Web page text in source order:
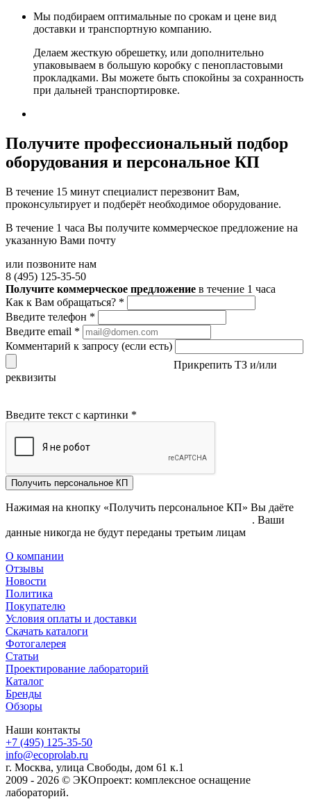
Мы подбираем оптимальные по срокам и цене вид
доставки и транспортную компанию.
Делаем жесткую обрешетку, или дополнительно
упаковываем в большую коробку с пенопластовыми
прокладками. Вы можете быть спокойны за сохранность
при дальней транспортировке.
Получите профессиональный подбор
оборудования и персональное КП
В течение 15 минут специалист перезвонит Вам,
проконсультирует и подберёт необходимое оборудование.
В течение 1 часа Вы получите коммерческое предложение на
указанную Вами почту
или позвоните нам
8 (495) 125-35-50
Получите коммерческое предложение в течение 1 часа
Как к Вам обращаться? *
Введите телефон *
Введите email *
Комментарий к запросу (если есть)
Прикрепить ТЗ и/или
реквизиты
Введите текст с картинки *
Получить персональное КП
Нажимая на кнопку «Получить персональное КП» Вы даёте
. Ваши
данные никогда не будут переданы третьим лицам
О компании
Отзывы
Новости
Политика
Покупателю
Условия оплаты и доставки
Скачать каталоги
Фотогалерея
Статьи
Проектирование лабораторий
Каталог
Бренды
Обзоры
Наши контакты
+7 (495) 125-35-50
info@ecoprolab.ru
г. Москва, улица Свободы, дом 61 к.1
2009 - 2026 © ЭКОпроект: комплексное оснащение
лабораторий.